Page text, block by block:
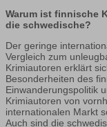
Warum ist finnische
die schwedische?
Der geringe
Vergleich zum
Krimiautoren erklärt
Besonderheiten des
Einwanderungspolitik
Krimiautoren von
internationalen Markt
Auch sind die